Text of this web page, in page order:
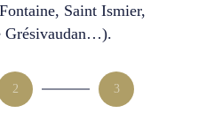
Saint Ismier,
Grésivaudan…).
2 3